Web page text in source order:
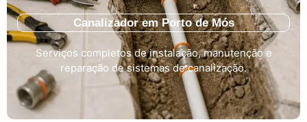
Canalizador em Porto de Mós
Serviços completos de instalação, manutenção e
reparação de sistemas de canalização.